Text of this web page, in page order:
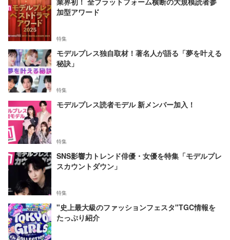
加型アワード
特集
モデルプレス独自取材！著名人が語る「夢を叶える
秘訣」
特集
モデルプレス読者モデル 新メンバー加入！
特集
SNS影響力トレンド俳優・女優を特集「モデルプレ
スカウントダウン」
特集
"史上最大級のファッションフェスタ"TGC情報を
たっぷり紹介